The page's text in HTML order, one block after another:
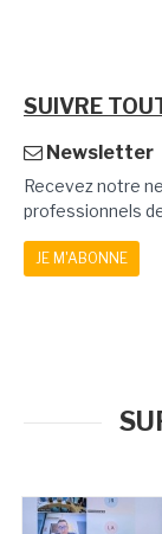
SUIVRE
Newsletter
Recevez notre
professionnels
JE M'ABONNE